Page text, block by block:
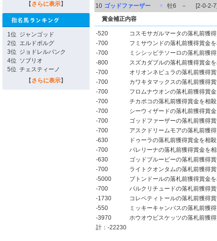
【 さらに表示】
1位 ジャンゴッド
2位 エルドボルグ
3位 ジョドレルバンク
4位 ソブリオ
5位 チェスティーノ
【 さらに表示】
10 ゴッドファーザー ▼ 牡6 －
[2-0-2-
賞金補正内容
-520
コスモサガルマータの落札前獲
-700
フミサウンドの落札前獲得賞金
-700
ミシシッピテソーロの落札前獲
-800
スズカダブルの落札前獲得賞金
-700
オリオンネビュラの落札前獲得
-700
カワキタマックスの落札前獲得
-700
フロムナウオンの落札前獲得賞
-700
チカポコの落札前獲得賞金を相殺
-700
シーウィザードの落札前獲得賞
-700
ゴッドファーザーの落札前獲得
-700
アスクドリームモアの落札前獲
-630
ドゥーラの落札前獲得賞金を相殺
-700
バレリーナの落札前獲得賞金を
-630
ゴッドブルービーの落札前獲得
-700
ライトクオンタムの落札前獲得
-5000
ブトンドールの落札前獲得賞金
-700
パルクリチュードの落札前獲得
-1730
コレペティトールの落札前獲得
-550
ミッキーキャンバスの落札前獲
-3970
ホウオウビスケッツの落札前獲
計：-22230